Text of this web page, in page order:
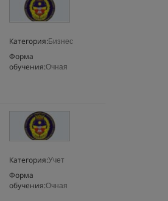
Категория: Бизнес
Форма
обучения:Очная
Категория:Учет
Форма
обучения:Очная